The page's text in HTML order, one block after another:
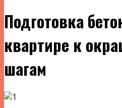
Подготовка
квартире к
шагам